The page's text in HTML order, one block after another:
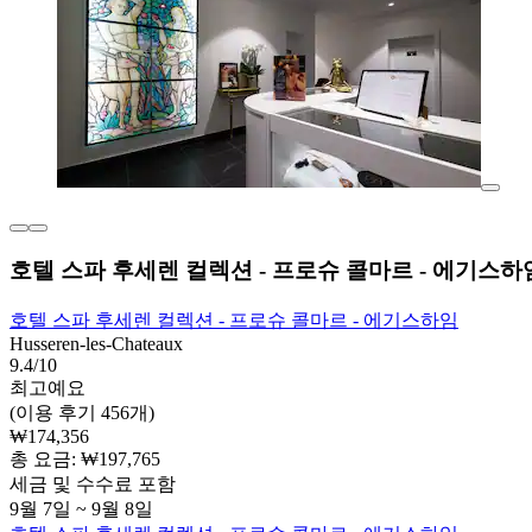
호텔 스파 후세렌 컬렉션 - 프로슈 콜마르 - 에기스하
호텔 스파 후세렌 컬렉션 - 프로슈 콜마르 - 에기스하임
Husseren-les-Chateaux
9.4/10
최고예요
(이용 후기 456개)
₩174,356
총 요금: ₩197,765
세금 및 수수료 포함
9월 7일 ~ 9월 8일